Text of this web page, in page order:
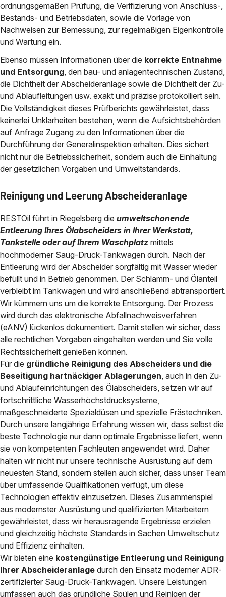
ordnungsgemäßen Prüfung, die Verifizierung von Anschluss-,
Bestands- und Betriebsdaten, sowie die Vorlage von
Nachweisen zur Bemessung, zur regelmäßigen Eigenkontrolle
und Wartung ein.
Ebenso müssen Informationen über die korrekte Entnahme
und Entsorgung, den bau- und anlagentechnischen Zustand,
die Dichtheit der Abscheideranlage sowie die Dichtheit der Zu-
und Ablaufleitungen usw. exakt und präzise protokolliert sein.
Die Vollständigkeit dieses Prüfberichts gewährleistet, dass
keinerlei Unklarheiten bestehen, wenn die Aufsichtsbehörden
auf Anfrage Zugang zu den Informationen über die
Durchführung der Generalinspektion erhalten. Dies sichert
nicht nur die Betriebssicherheit, sondern auch die Einhaltung
der gesetzlichen Vorgaben und Umweltstandards.
Reinigung und Leerung Abscheideranlage
RESTOil führt in Riegelsberg die umweltschonende
Entleerung Ihres Ölabscheiders in Ihrer Werkstatt,
Tankstelle oder auf Ihrem Waschplatz mittels
hochmoderner Saug-Druck-Tankwagen durch. Nach der
Entleerung wird der Abscheider sorgfältig mit Wasser wieder
befüllt und in Betrieb genommen. Der Schlamm- und Ölanteil
verbleibt im Tankwagen und wird anschließend abtransportiert.
Wir kümmern uns um die korrekte Entsorgung. Der Prozess
wird durch das elektronische Abfallnachweisverfahren
(eANV) lückenlos dokumentiert. Damit stellen wir sicher, dass
alle rechtlichen Vorgaben eingehalten werden und Sie volle
Rechtssicherheit genießen können.
Für die gründliche Reinigung des Abscheiders und die
Beseitigung hartnäckiger Ablagerungen , auch in den Zu-
und Ablaufeinrichtungen des Ölabscheiders, setzen wir auf
fortschrittliche Wasserhöchstdrucksysteme,
maßgeschneiderte Spezialdüsen und spezielle Frästechniken.
Durch unsere langjährige Erfahrung wissen wir, dass selbst die
beste Technologie nur dann optimale Ergebnisse liefert, wenn
sie von kompetenten Fachleuten angewendet wird. Daher
halten wir nicht nur unsere technische Ausrüstung auf dem
neuesten Stand, sondern stellen auch sicher, dass unser Team
über umfassende Qualifikationen verfügt, um diese
Technologien effektiv einzusetzen. Dieses Zusammenspiel
aus modernster Ausrüstung und qualifizierten Mitarbeitern
gewährleistet, dass wir herausragende Ergebnisse erzielen
und gleichzeitig höchste Standards in Sachen Umweltschutz
und Effizienz einhalten.
Wir bieten eine kostengünstige Entleerung und Reinigung
Ihrer Abscheideranlage durch den Einsatz moderner ADR-
zertifizierter Saug-Druck-Tankwagen. Unsere Leistungen
umfassen auch das gründliche Spülen und Reinigen der